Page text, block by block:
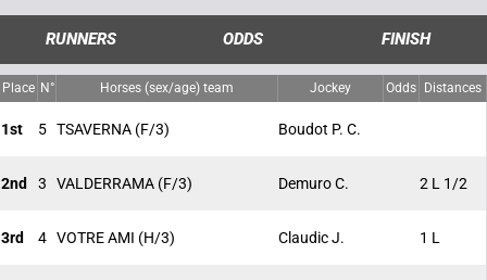
RUNNERS ODDS FINISH
Place N° Horses (sex/age) team Jockey Odds Distances
1st 5 TSAVERNA (F/3) Boudot P. C.
2nd 3 VALDERRAMA (F/3) Demuro C. 2 L 1/2
3rd 4 VOTRE AMI (H/3) Claudic J. 1 L